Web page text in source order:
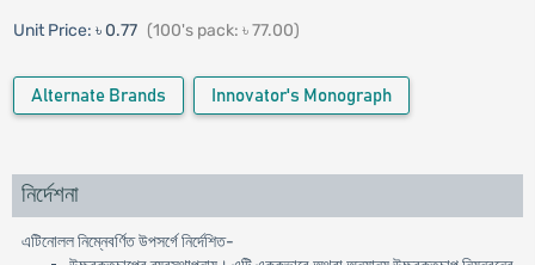
Unit Price: ৳ 0.77 (100's pack: ৳ 77.00)
Alternate Brands Innovator's Monograph
নির্দেশনা
এটিনোলল নিম্নেবর্ণিত উপসর্গে নির্দেশিত-